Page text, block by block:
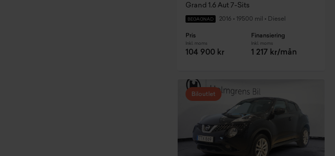
Grand 1.6 Aut 7-Sits
BEGAGNAD 2016 • 19500 mil • Diesel
Pris
Inkl. moms
104 900 kr
Finansiering
Inkl. moms
1 217 kr/mån
Biloutlet